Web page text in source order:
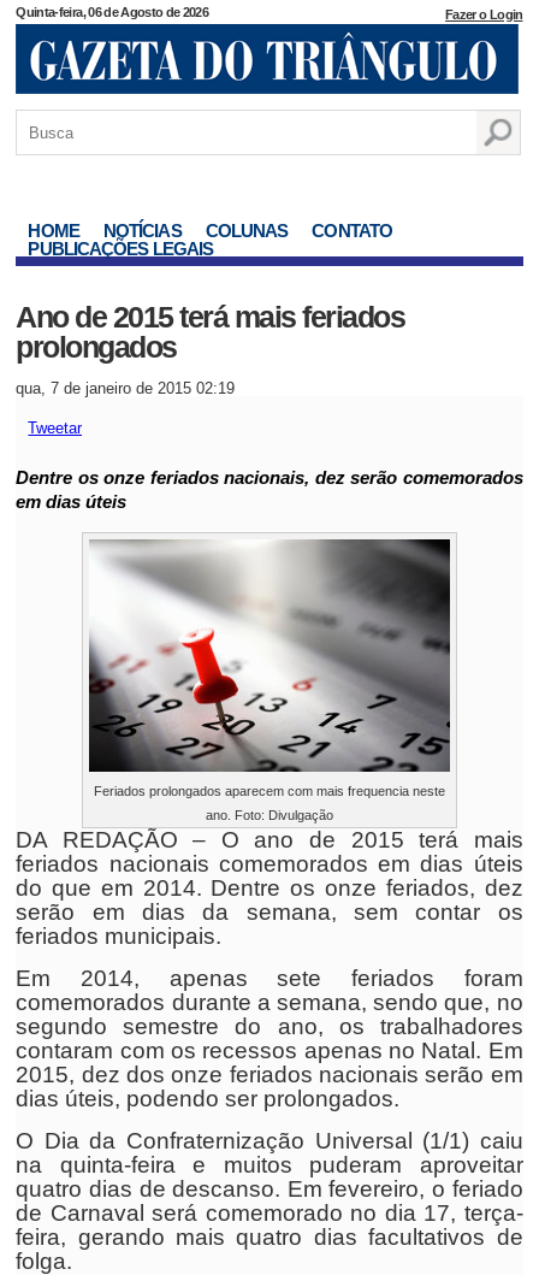
Quinta-feira, 06 de Agosto de 2026 Fazer o Login
HOME NOTÍCIAS COLUNAS
CONTATO
PUBLICAÇÕES LEGAIS
Ano de 2015 terá mais feriados
prolongados
qua, 7 de janeiro de 2015 02:19
Tweetar
Dentre os onze feriados nacionais, dez serão comemorados
em dias úteis
Feriados prolongados aparecem com mais frequencia neste
ano. Foto: Divulgação
DA REDAÇÃO – O ano de 2015 terá mais
feriados nacionais comemorados em dias úteis
do que em 2014. Dentre os onze feriados, dez
serão em dias da semana, sem contar os
feriados municipais.
Em 2014, apenas sete feriados foram
comemorados durante a semana, sendo que, no
segundo semestre do ano, os trabalhadores
contaram com os recessos apenas no Natal. Em
2015, dez dos onze feriados nacionais serão em
dias úteis, podendo ser prolongados.
O Dia da Confraternização Universal (1/1) caiu
na quinta-feira e muitos puderam aproveitar
quatro dias de descanso. Em fevereiro, o feriado
de Carnaval será comemorado no dia 17, terça-
feira, gerando mais quatro dias facultativos de
folga.